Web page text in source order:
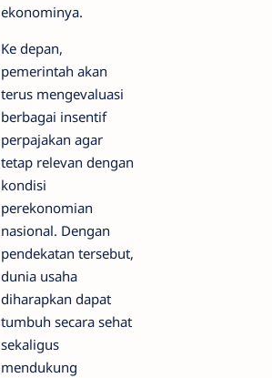
ekonominya.
Ke depan,
pemerintah akan
terus mengevaluasi
berbagai insentif
perpajakan agar
tetap relevan dengan
kondisi
perekonomian
nasional. Dengan
pendekatan tersebut,
dunia usaha
diharapkan dapat
tumbuh secara sehat
sekaligus
mendukung